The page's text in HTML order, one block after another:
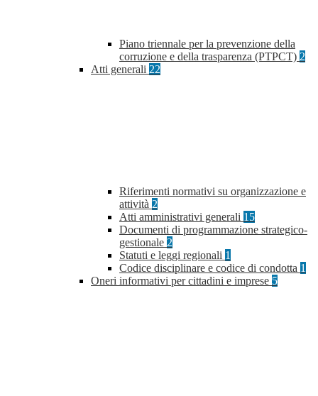
Piano triennale per la prevenzione della
corruzione e della trasparenza (PTPCT) 2
Atti generali 22
Riferimenti normativi su organizzazione e
attività 2
Atti amministrativi generali 15
Documenti di programmazione strategico-
gestionale 2
Statuti e leggi regionali 1
Codice disciplinare e codice di condotta 1
Oneri informativi per cittadini e imprese 5